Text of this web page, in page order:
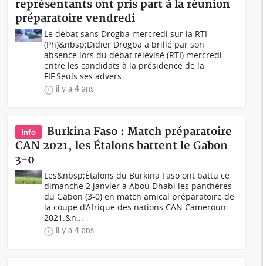
représentants ont pris part à la réunion
préparatoire vendredi
Le débat sans Drogba mercredi sur la RTI
(Ph)&nbsp;Didier Drogba a brillé par son
absence lors du débat télévisé (RTI) mercredi
entre les candidats à la présidence de la
FIF.Seuls ses advers...
il y a 4 ans
Info
Burkina Faso : Match préparatoire
CAN 2021, les Étalons battent le Gabon
3-0
Les&nbsp;Étalons du Burkina Faso ont battu ce
dimanche 2 janvier à Abou Dhabi les panthères
du Gabon (3-0) en match amical préparatoire de
la coupe d’Afrique des nations CAN Cameroun
2021.&n...
il y a 4 ans